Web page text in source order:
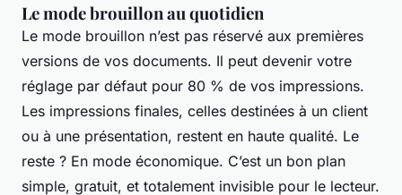
Le mode brouillon au quotidien
Le mode brouillon n’est pas réservé aux premières
versions de vos documents. Il peut devenir votre
réglage par défaut pour 80 % de vos impressions.
Les impressions finales, celles destinées à un client
ou à une présentation, restent en haute qualité. Le
reste ? En mode économique. C’est un bon plan
simple, gratuit, et totalement invisible pour le lecteur.